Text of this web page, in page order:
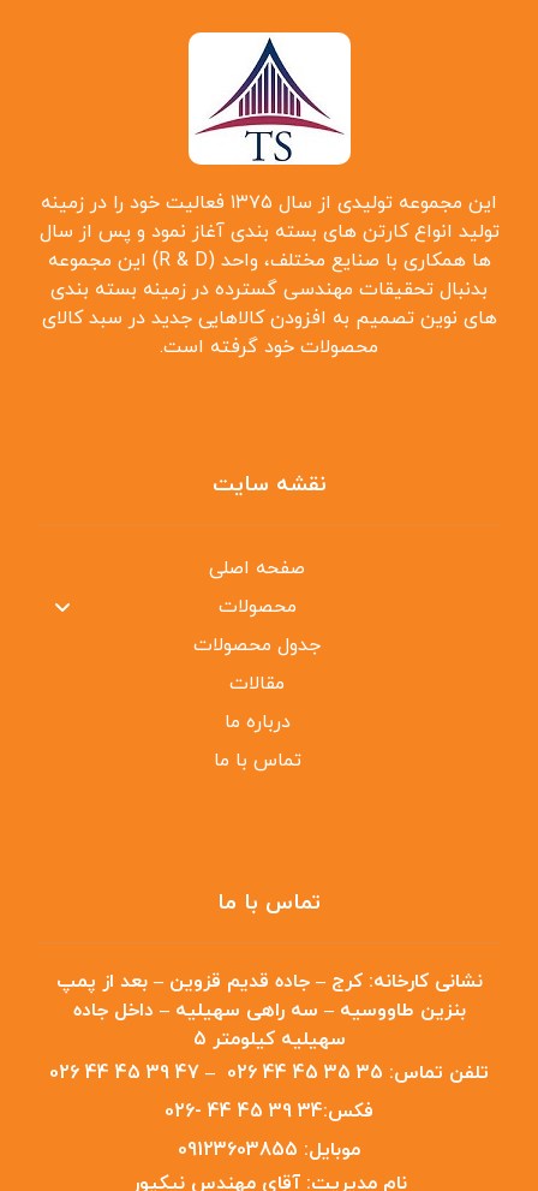
این مجموعه تولیدی از سال ۱۳۷۵ فعالیت خود را در زمینه
تولید انواع کارتن ‌های بسته بندی آغاز نمود و پس از سال
‌ها همکاری با صنایع مختلف، واحد (R & D) این مجموعه
بدنبال تحقیقات مهندسی گسترده در زمینه بسته بندی
‌های نوین تصمیم به افزودن کالاهایی جدید در سبد کالای
محصولات خود گرفته است.
نقشه سایت
صفحه اصلی
محصولات
جدول محصولات
مقالات
درباره ما
تماس با ما
تماس با ما
نشانی کارخانه:کرج – جاده قدیم قزوین – بعد از پمپ
بنزین طاووسیه – سه راهی سهیلیه – داخل جاده
سهیلیه کیلومتر 5
تلفن تماس: 35 35 45 44 026
–
47 39 45 44 026
فکس:34 39 45 44 -026
موبایل: 09123603855
نام مدیریت:آقای مهندس نیکپور